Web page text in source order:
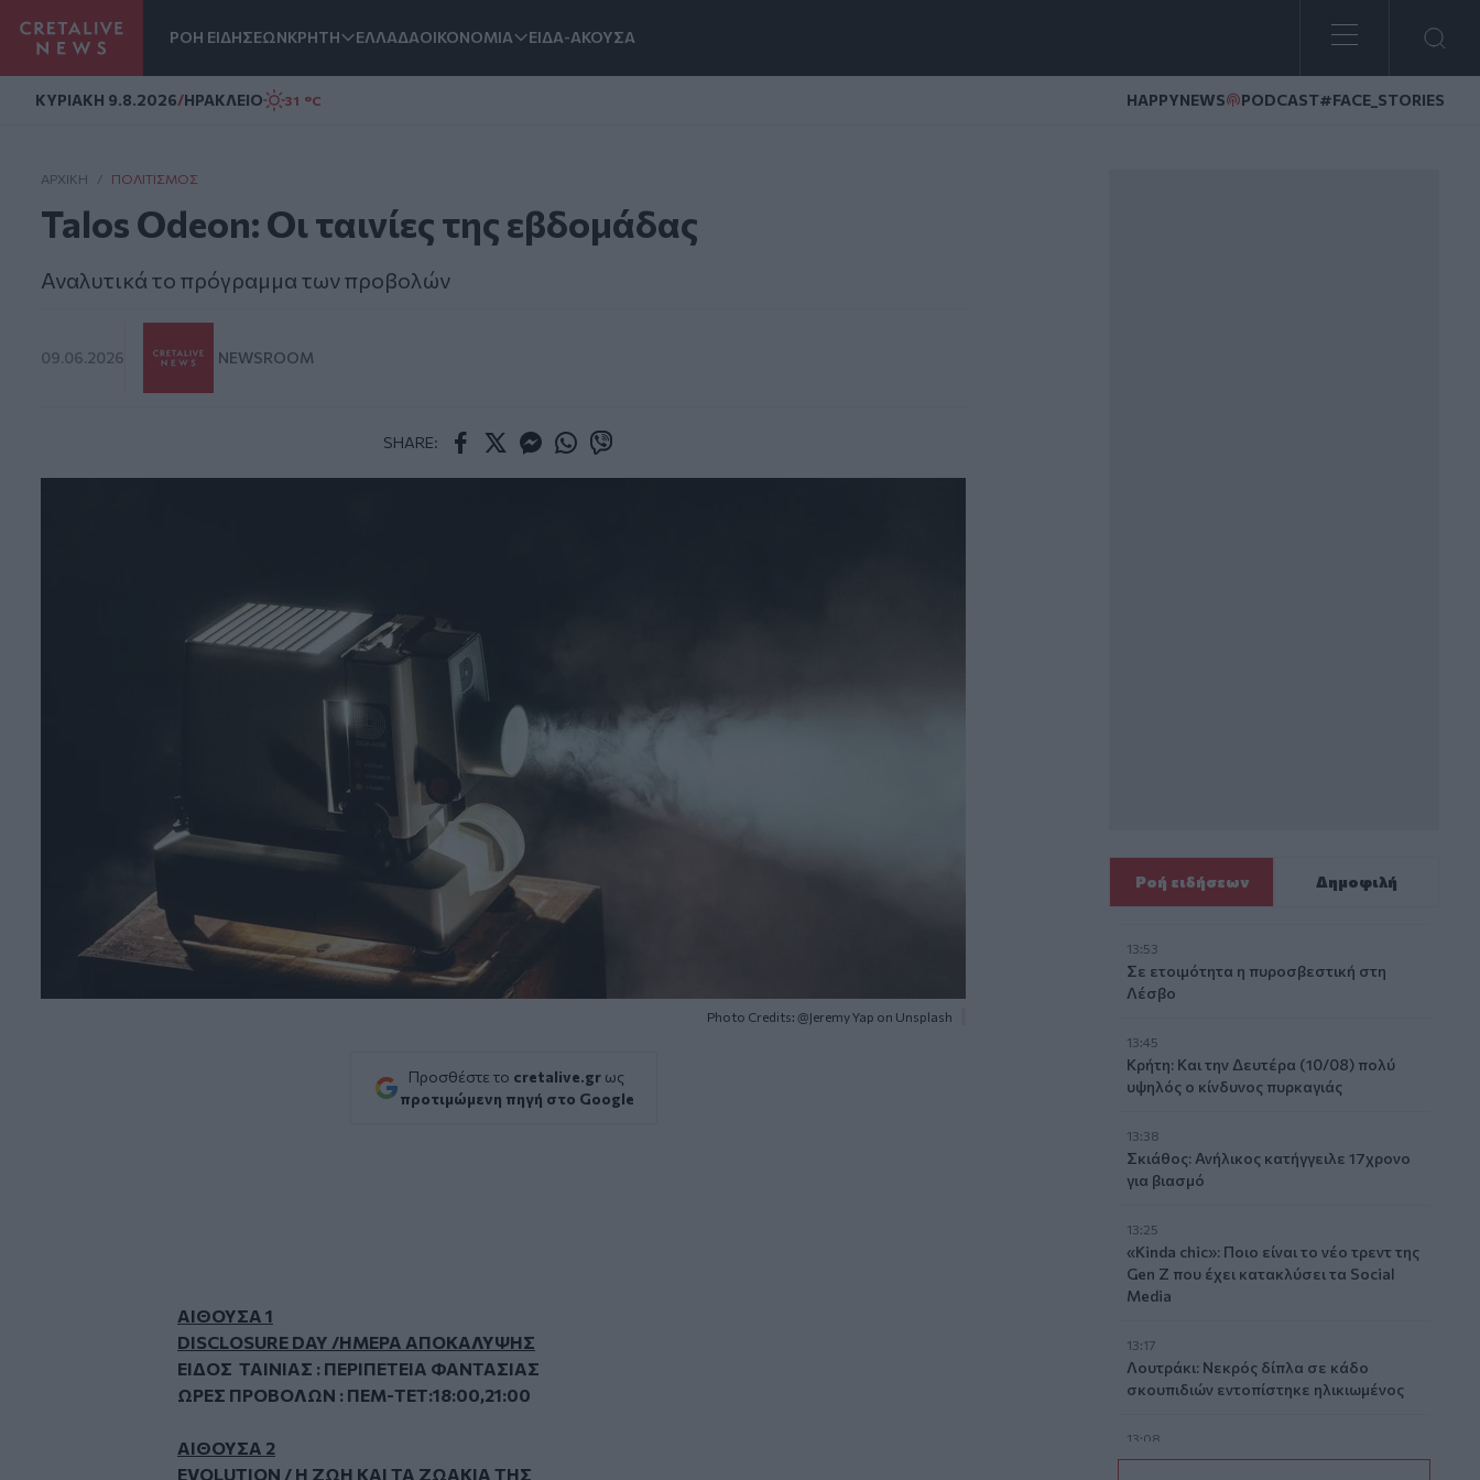
ΡΟΗ ΕΙΔΗΣΕΩΝΚΡΗΤΗ ΕΛΛΑΔΑΟΙΚΟΝΟΜΙΑ ΕΙΔΑ-ΑΚΟΥΣΑ
ΚΥΡΙΑΚΗ 9.8.2026/ΗΡΑΚΛΕΙΟ 31 °C HAPPYNEWS PODCAST#FACE_STORIES
ΑΡΧΙΚΗ / ΠΟΛΙΤΙΣΜΌΣ
Talos Odeon: Οι ταινίες της εβδομάδας
Αναλυτικά το πρόγραμμα των προβολών
09.06.2026 NEWSROOM
SHARE:
Photo Credits: @Jeremy Yap on Unsplash
Προσθέστε το cretalive.gr ως
προτιμώμενη πηγή στο Google
ΑΙΘΟΥΣΑ 1
DISCLOSURE DAY /ΗΜΕΡΑ ΑΠΟΚΑΛΥΨΗΣ
ΕΙΔΟΣ ΤΑΙΝΙΑΣ : ΠΕΡΙΠΕΤΕΙΑ ΦΑΝΤΑΣΙΑΣ
ΩΡΕΣ ΠΡΟΒΟΛΩΝ : ΠΕΜ-ΤΕΤ:18:00,21:00
ΑΙΘΟΥΣΑ 2
EVOLUTION / Η ΖΩΗ ΚΑΙ ΤΑ ΖΩΑΚΙΑ ΤΗΣ
Ροή ειδήσεων Δημοφιλή
13:53
Σε ετοιμότητα η πυροσβεστική στη
Λέσβο
13:45
Κρήτη: Και την Δευτέρα (10/08) πολύ
υψηλός ο κίνδυνος πυρκαγιάς
13:38
Σκιάθος: Ανήλικος κατήγγειλε 17χρονο
για βιασμό
13:25
«Kinda chic»: Ποιο είναι το νέο τρεντ της
Gen Z που έχει κατακλύσει τα Social
Media
13:17
Λουτράκι: Νεκρός δίπλα σε κάδο
σκουπιδιών εντοπίστηκε ηλικιωμένος
13:08
«Χρυσές» διακοπές στην Ελλάδα: Το